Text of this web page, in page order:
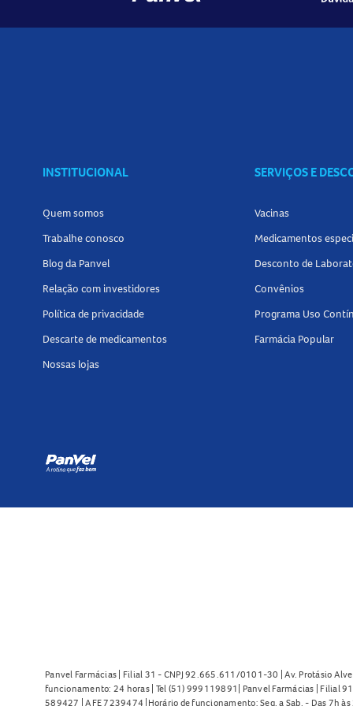
INSTITUCIONAL
Quem somos
Trabalhe conosco
Blog da Panvel
Relação com investidores
Política de privacidade
Descarte de medicamentos
Nossas lojas
SERVIÇOS E
Vacinas
Medicamentos
Desconto de
Convênios
Programa Uso
Farmácia Popular
Panvel Farmácias | Filial 31 - CNPJ 92.665.611/0101-30 | Av. Protásio
funcionamento: 24 horas | Tel (51) 999119891| Panvel Farmácias | Filial
589427 | AFE 7239474 |Horário de funcionamento: Seg. a Sab. - Das 7h